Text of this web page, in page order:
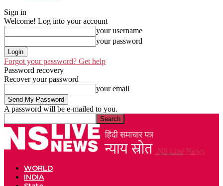
Sign in
Welcome! Log into your account
your username
your password
Forgot your password? Get help
Password recovery
Recover your password
your email
A password will be e-mailed to you.
NS Live News
WORLD
INDIA